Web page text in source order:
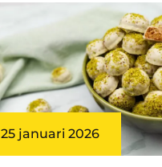
25 januari 2026